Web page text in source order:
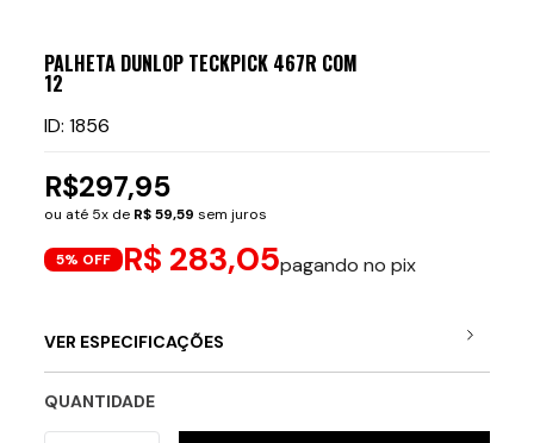
PALHETA DUNLOP TECKPICK 467R COM
12
ID:1856
R$297,95
ou até 5x de R$ 59,59 sem juros
5% OFF R$ 283,05pagando no pix
VER ESPECIFICAÇÕES
QUANTIDADE